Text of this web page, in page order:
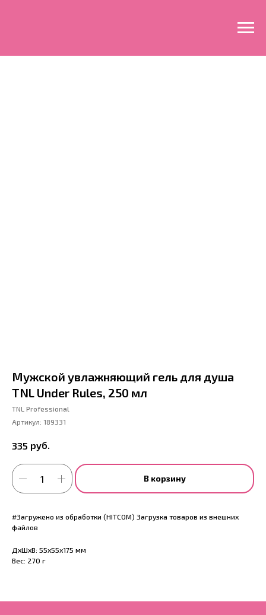
Мужской увлажняющий гель для душа
TNL Under Rules, 250 мл
TNL Professional
Артикул: 189331
335 руб.
В корзину
#Загружено из обработки (HITCOM) Загрузка товаров из внешних
файлов
ДxШxВ: 55x55x175 мм
Вес: 270 г